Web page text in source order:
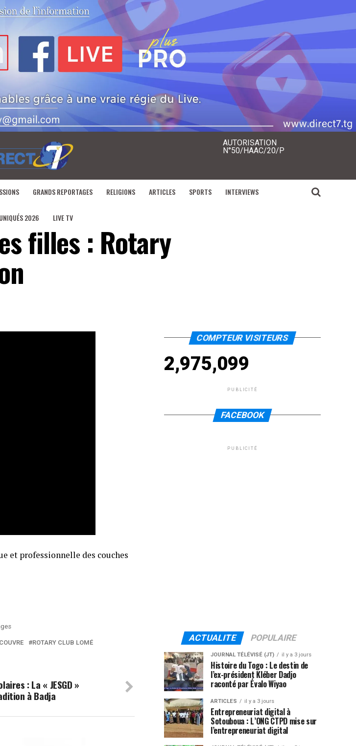
AUTORISATION
N°50/HAAC/20/P
GRANDS REPORTAGES RELIGIONS ARTICLES SPORTS INTERVIEWS
2026 LIVE TV
filles : Rotary
et professionnelle des couches
ROTARY CLUB LOMÉ
: La « JESGD »
à Badja
COMPTEUR VISITEURS
2,975,099
PUBLICITÉ
FACEBOOK
PUBLICITÉ
ACTUALITE POPULAIRE
JOURNAL TÉLÉVISÉ (JT) il y a 3 jours
Histoire du Togo : Le destin de
l’ex-président Kléber Dadjo
raconté par Évalo Wiyao
ARTICLES il y a 3 jours
Entrepreneuriat digital à
Sotouboua : L’ONG CTPD mise sur
l’entrepreneuriat digital